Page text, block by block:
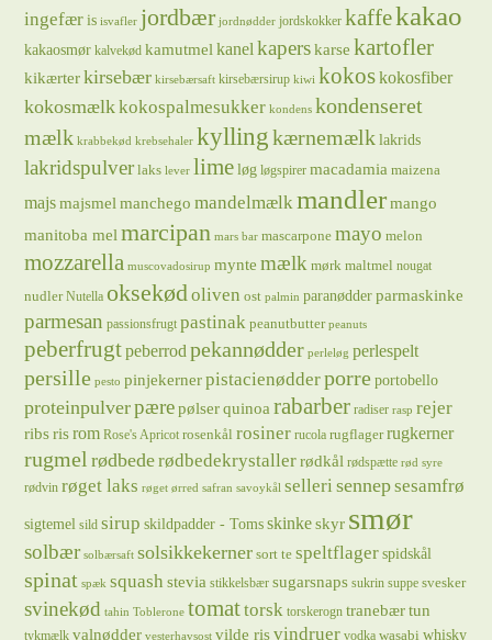
ingefær is isvafler jordbær jordnødder jordskokker kaffekakao
kakaosmør kalvekød kamutmel kanelkaperskarse kartofler
kikærterkirsebær kirsebærsaft kirsebærsirup kiwi kokoskokosfiber
kokosmælkkokospalmesukker kondens kondenseret
mælk krabbekød krebsehaler kylling kærnemælk lakrids
lakridspulver laks lever lime løg løgspirer macadamia maizena
majsmajsmel manchego mandelmælkmandler mango
manitoba mel marcipan mars bar mascarpone mayo melon
mozzarella muscovadosirup mynte mælk mørk maltmel nougat
nudler Nutella oksekødoliven ost palmin paranødder parmaskinke
parmesan passionsfrugt pastinak peanutbutter peanuts
peberfrugtpeberrodpekannødder perleløg perlespelt
persille pesto pinjekerner pistacienødderporre portobello
proteinpulverpære pølser quinoa rabarber radiser rasp rejer
ribs risrom Rose's Apricot rosenkål rosiner rucola rugflager rugkerner
rugmel rødbederødbedekrystallerrødkål rødspætte rød syre
rødvin røget laks røget ørred safran savoykål sellerisennepsesamfrø
sigtemel sild sirup skildpadder - Toms skinke skyr smør
solbær solbærsaft solsikkekerner sort te speltflager spidskål
spinat spæk squash stevia stikkelsbær sugarsnaps sukrin suppe svesker
svinekød tahin Toblerone tomattorsk torskerogn tranebærtun
tykmælk valnødder vesterhavsost vilde ris vindruer vodka wasabi whisky